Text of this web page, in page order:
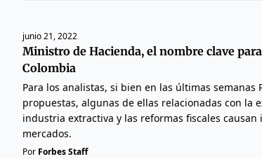
junio 21, 2022
Ministro de Hacienda, el nombre clave
Colombia
Para los analistas, si bien en las últimas semanas
propuestas, algunas de ellas relacionadas con la
industria extractiva y las reformas fiscales
mercados.
Por Forbes Staff